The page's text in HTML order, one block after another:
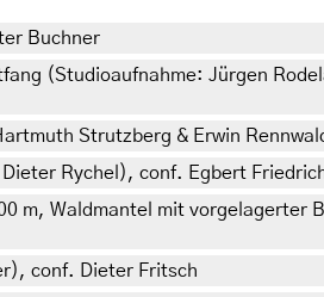
Buchner
(Studioaufnahme: Jürgen
Strutzberg & Erwin
Rychel), conf. Egbert
m, Waldmantel mit vorgelagerter
conf. Dieter Fritsch